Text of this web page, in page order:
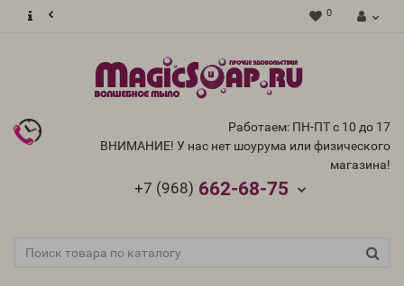
0
Работаем: ПН-ПТ с 10 до 17
ВНИМАНИЕ! У нас нет шоурума или физического
магазина!
+7 (968) 662-68-75